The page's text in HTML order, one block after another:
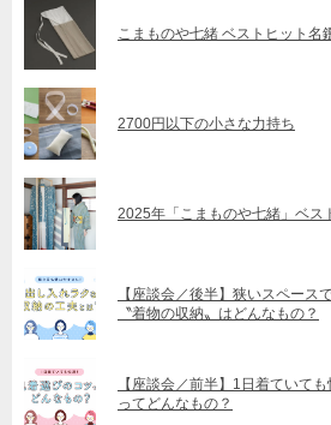
こまものや七緒 ベストヒット名
2700円以下の小さな力持ち
2025年「こまものや七緒」ベス
【座談会／後半】狭いスペース
〝着物の収納〟はどんなもの？
【座談会／前半】1日着ていて
ってどんなもの？